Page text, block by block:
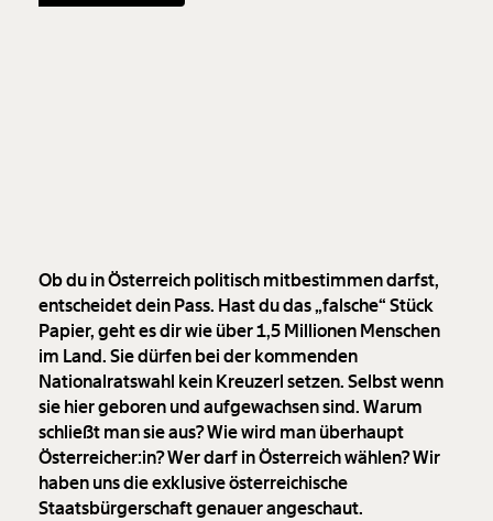
Ob du in Österreich politisch mitbestimmen darfst,
entscheidet dein Pass. Hast du das „falsche“ Stück
Papier, geht es dir wie über 1,5 Millionen Menschen
im Land. Sie dürfen bei der kommenden
Nationalratswahl kein Kreuzerl setzen. Selbst wenn
sie hier geboren und aufgewachsen sind. Warum
schließt man sie aus? Wie wird man überhaupt
Österreicher:in? Wer darf in Österreich wählen? Wir
haben uns die exklusive österreichische
Staatsbürgerschaft genauer angeschaut.